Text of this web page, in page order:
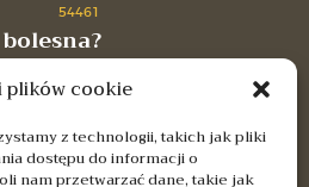
plików cookie
z technologii, takich jak pliki
dostępu do informacji o
nam przetwarzać dane, takie jak
54461
5739